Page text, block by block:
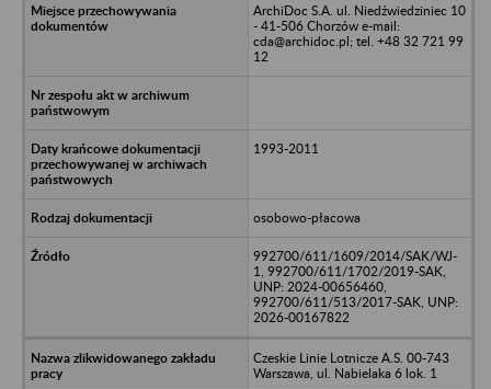
ArchiDoc S.A. ul. Niedźwiedziniec 10
- 41-506 Chorzów e-mail:
cda@archidoc.pl; tel. +48 32 721 99
12
1993-2011
osobowo-płacowa
992700/611/1609/2014/SAK/WJ-
1, 992700/611/1702/2019-SAK,
UNP: 2024-00656460,
992700/611/513/2017-SAK, UNP:
2026-00167822
Czeskie Linie Lotnicze A.S. 00-743
Warszawa, ul. Nabielaka 6 lok. 1